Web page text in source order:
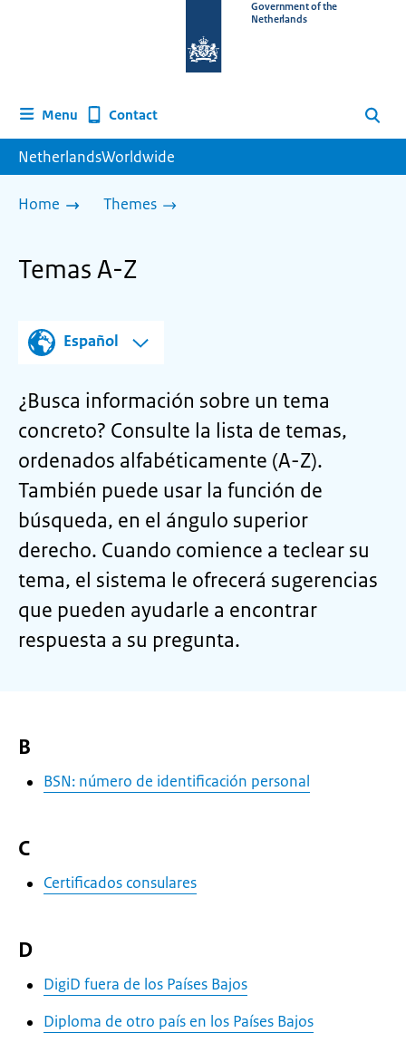
homepage
Government of the
Netherlands
Menu Contact Search
NetherlandsWorldwide
Home Themes
Temas A-Z
Español
¿Busca información sobre un tema
concreto? Consulte la lista de temas,
ordenados alfabéticamente (A-Z).
También puede usar la función de
búsqueda, en el ángulo superior
derecho. Cuando comience a teclear su
tema, el sistema le ofrecerá sugerencias
que pueden ayudarle a encontrar
respuesta a su pregunta.
B
BSN: número de identificación personal
C
Certificados consulares
D
DigiD fuera de los Países Bajos
Diploma de otro país en los Países Bajos